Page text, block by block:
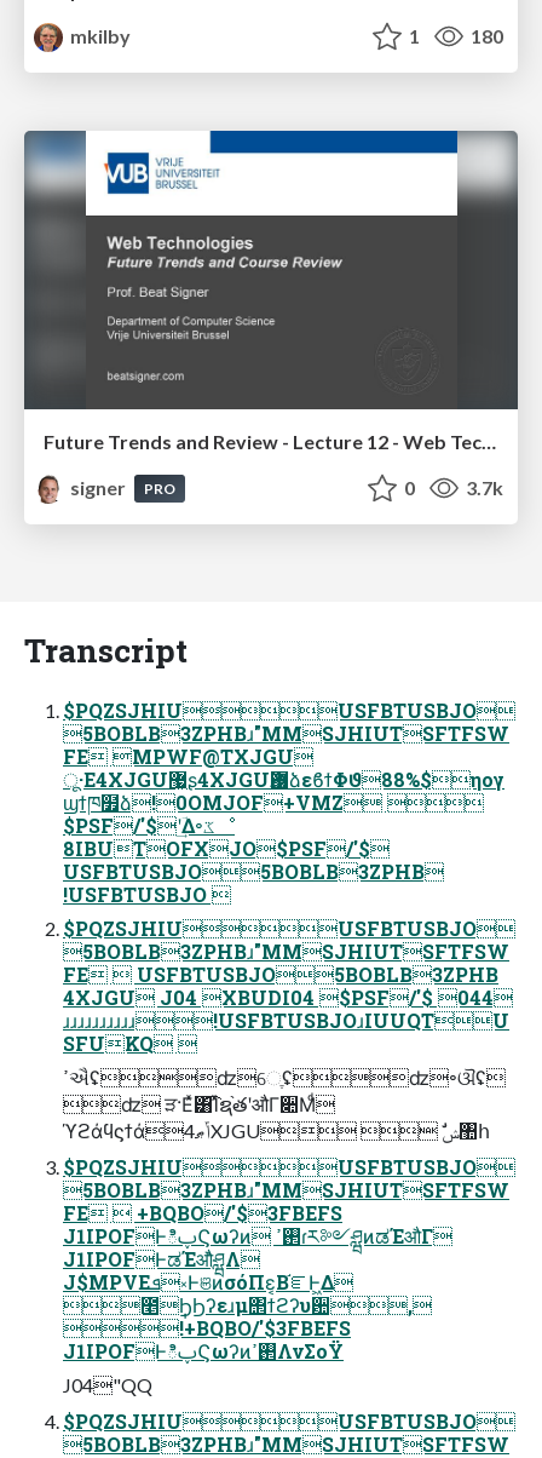
mkilby
1 180
signer
PRO 0 3.7k
Transcript
$PQZSJHIUUSFBTUSBJO
5BOBLB3ZPHBɹ"MMSJHIUTSFTFSW
FE MPWF@TXJGU
ू·Ε4XJGU޷͖ʂ4XJGUѪ޷ձεϐϯΦϑ88%$ηογ
ϣϯཁ໿ձ!0OMJOF+VMZ 
$PSF/'$ʹؔ͢Δ৽ػೳ
8IBUTOFXJO$PSF/'$
USFBTUSBJO5BOBLB3ZPHB
!USFBTUSBJO 
$PQZSJHIUUSFBTUSBJO
5BOBLB3ZPHBɹ"MMSJHIUTSFTFSW
FE  USFBTUSBJO5BOBLB3ZPHB
4XJGU J04 XBUDI04 $PSF/'$ 044
ɹɹɹɹɹɹɹɹɹɹ!USFBTUSBJOɹIUUQTU
SFUKQ 
ߴઐʢʣ‎େֶʢʣ‎৽ଔʢ
ʣ ੜ·Εͯ͸͡Ίͯຊ֨తʹऔΓ૊Μͩ
ϓϩάϥϛϯάݴޠ4XJGU  ࣗݾ঺հ
$PQZSJHIUUSFBTUSBJO
5BOBLB3ZPHBɹ"MMSJHIUTSFTFSW
FE  +BQBO/'$3FBEFS
J1IPOFͰిࢠϚωʔͷ ࢒ߴɾར༻ཤྺͷಡΈऔΓ
J1IPOFͰಡΈऔͬͨཤྺΛ
J$MPVEܦ༝ͰଞͷσόΠε͔Β֬ೝͰ͖Δ
೥݄ϦϦʔεɹμ΢ϯϩʔυ਺,
!+BQBO/'$3FBEFS
J1IPOFͰిࢠϚωʔͷ࢒ߴΛνΣοΫ
J04"QQ
$PQZSJHIUUSFBTUSBJO
5BOBLB3ZPHBɹ"MMSJHIUTSFTFSW